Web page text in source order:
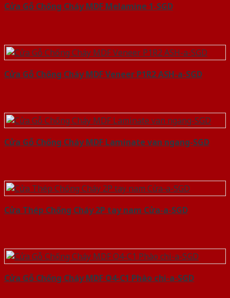
Cửa Gỗ Chống Cháy MDF Melamine 1-SGD
Cửa Gỗ Chống Cháy MDF Veneer P1R2 ASH-a-SGD
Cửa Gỗ Chống Cháy MDF Laminate van ngang-SGD
Cửa Thép Chống Cháy 2P tay nam Cửa-a-SGD
Cửa Gỗ Chống Cháy MDF O4-C1 Phào chi-a-SGD